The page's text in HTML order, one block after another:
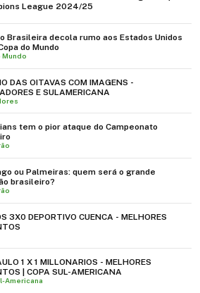
League 2024/25
Brasileira decola rumo aos Estados Unidos
do Mundo
Mundo
DAS OITAVAS COM IMAGENS -
E SULAMERICANA
tem o pior ataque do Campeonato
ou Palmeiras: quem será o grande
brasileiro?
3X0 DEPORTIVO CUENCA - MELHORES
1 X 1 MILLONARIOS - MELHORES
| COPA SUL-AMERICANA
Americana